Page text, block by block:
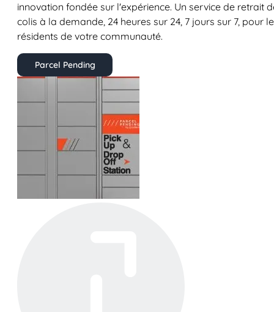
innovation fondée sur l'expérience. Un service de retrait
colis à la demande, 24 heures sur 24, 7 jours sur 7, pour
résidents de votre communauté.
Parcel Pending